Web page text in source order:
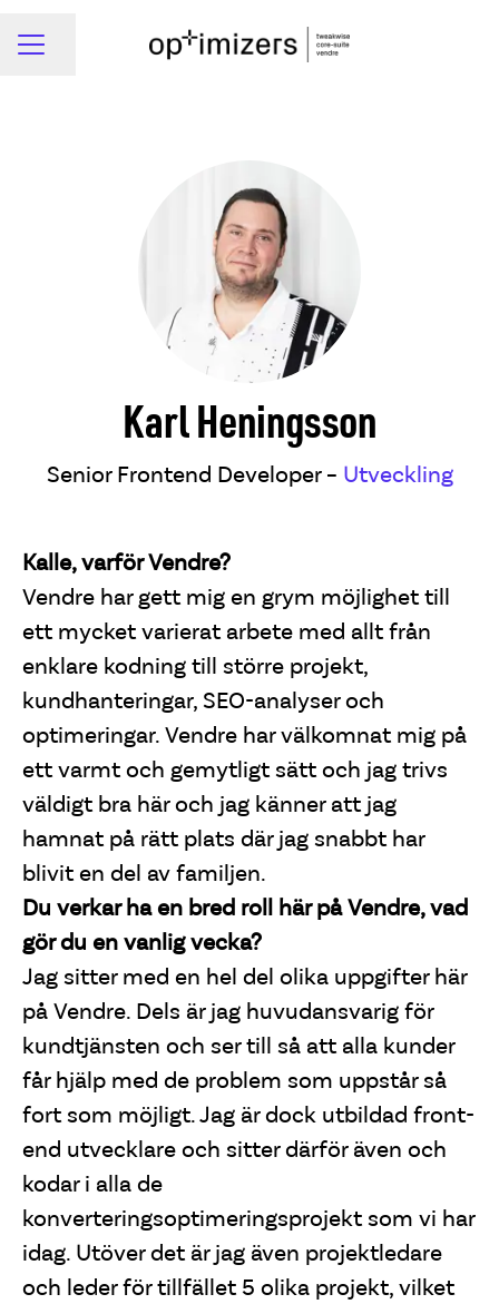
Karriärmeny
Dela sidan
Karl Heningsson
Senior Frontend Developer – Utveckling
Kalle, varför Vendre?
Vendre har gett mig en grym möjlighet till
ett mycket varierat arbete med allt från
enklare kodning till större projekt,
kundhanteringar, SEO-analyser och
optimeringar. Vendre har välkomnat mig på
ett varmt och gemytligt sätt och jag trivs
väldigt bra här och jag känner att jag
hamnat på rätt plats där jag snabbt har
blivit en del av familjen.
Du verkar ha en bred roll här på Vendre, vad
gör du en vanlig vecka?
Jag sitter med en hel del olika uppgifter här
på Vendre. Dels är jag huvudansvarig för
kundtjänsten och ser till så att alla kunder
får hjälp med de problem som uppstår så
fort som möjligt. Jag är dock utbildad front-
end utvecklare och sitter därför även och
kodar i alla de
konverteringsoptimeringsprojekt som vi har
idag. Utöver det är jag även projektledare
och leder för tillfället 5 olika projekt, vilket